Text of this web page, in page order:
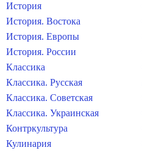
История
История. Востока
История. Европы
История. России
Классика
Классика. Русская
Классика. Советская
Классика. Украинская
Контркультура
Кулинария